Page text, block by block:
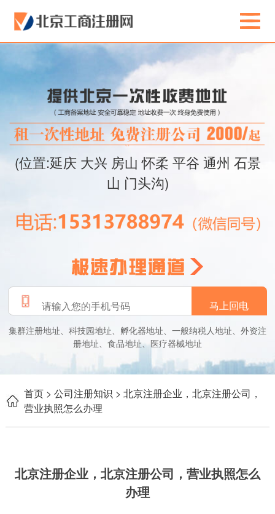
(位置:延庆 大兴 房山 怀柔 平谷 通州 石景
山 门头沟)
马上回电
集群注册地址、科技园地址、孵化器地址、一般纳税人地址、外资注
册地址、食品地址、医疗器械地址
首页 > 公司注册知识 > 北京注册企业，北京注册公司，
营业执照怎么办理
北京注册企业，北京注册公司，营业执照怎么
办理